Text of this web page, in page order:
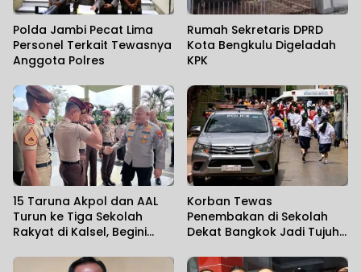
Polda Jambi Pecat Lima
Personel Terkait Tewasnya
Anggota Polres
Rumah Sekretaris DPRD
Kota Bengkulu Digeladah
KPK
15 Taruna Akpol dan AAL
Turun ke Tiga Sekolah
Rakyat di Kalsel, Begini
Korban Tewas
Penembakan di Sekolah
Dekat Bangkok Jadi Tujuh